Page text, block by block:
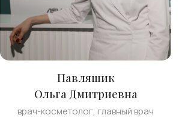
Павляшик
Ольга Дмитриевна
врач-косметолог, главный врач